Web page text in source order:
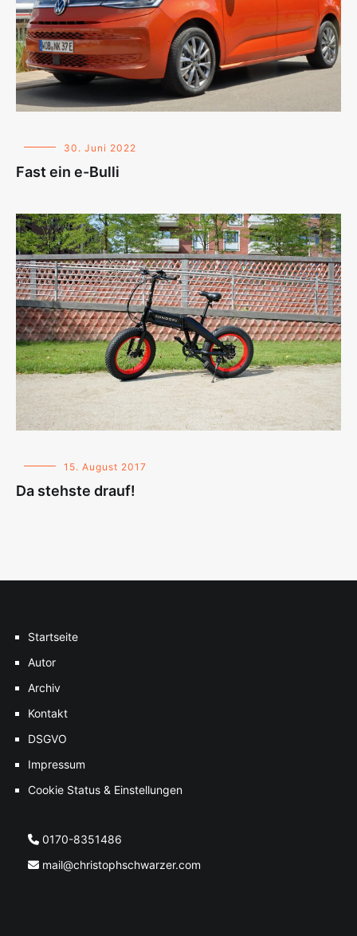
30. Juni 2022
Fast ein e-Bulli
15. August 2017
Da stehste drauf!
Startseite
Autor
Archiv
Kontakt
DSGVO
Impressum
Cookie Status & Einstellungen
0170-8351486
mail@christophschwarzer.com